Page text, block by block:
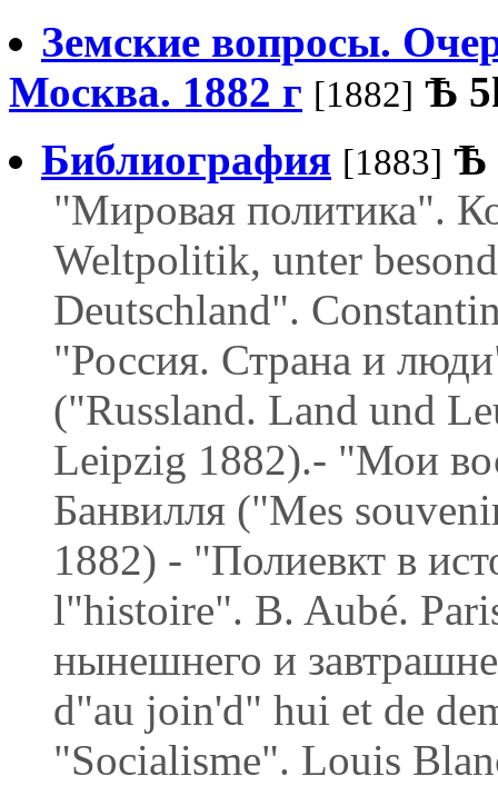
Земские вопросы.
Москва. 1882 г [1882] Ѣ
Библиография [1883] Ѣ
"Мировая политика".
Weltpolitik, unter
Deutschland".
"Россия. Страна и
("Russland. Land und
Leipzig 1882).- "Мои
Банвилля ("Mes
1882) - "Полиевкт в
l"histoire". B. Aubé.
нынешнего и
d"au join'd" hui et de
"Socialisme". Louis